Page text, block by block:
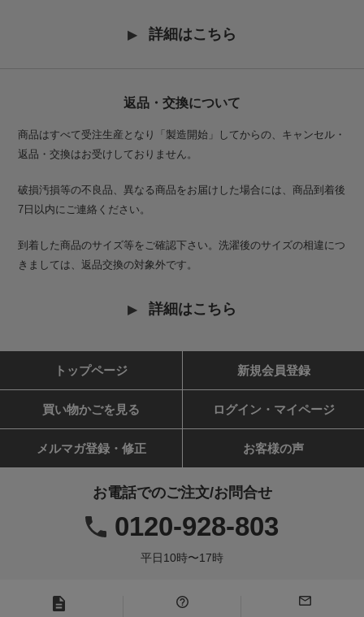
詳細はこちら
返品・交換について
商品はすべて受注生産となり「製造開始」してからの、キャンセル・
返品・交換はお受けしておりません。
破損汚損等の不良品、異なる商品をお届けした場合には、商品到着後
7日以内にご連絡ください。
到着した商品のサイズ等をご確認下さい。洗濯後のサイズの相違につ
きましては、返品交換の対象外です。
詳細はこちら
トップページ 新規会員登録
買い物かごを見る ログイン・マイページ
メルマガ登録・修正 お客様の声
お電話でのご注文/お問合せ
0120-928-803
平日10時〜17時